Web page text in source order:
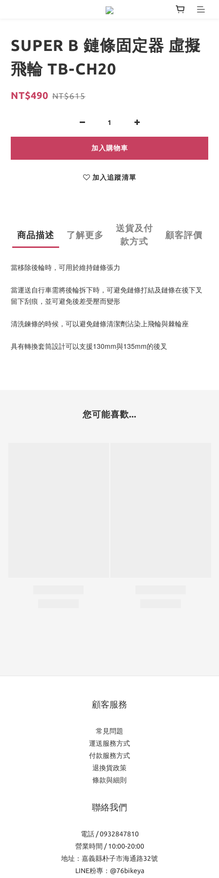
SUPER B 鏈條固定器 虛擬
飛輪 TB-CH20
NT$490 NT$615
加入購物車
加入追蹤清單
商品描述 了解更多
送貨及付
款方式
顧客評價
當移除後輪時，可用於維持鏈條張力
當運送自行車需將後輪拆下時，可避免鏈條打結及鏈條在後下叉
留下刮痕，並可避免後差受壓而變形
清洗鍊條的時候，可以避免鏈條清潔劑沾染上飛輪與棘輪座
具有轉換套筒設計可以支援130mm與135mm的後叉
您可能喜歡...
顧客服務
常見問題
運送服務方式
付款服務方式
退換貨政策
條款與細則
聯絡我們
電話 / 0932847810
營業時間 / 10:00-20:00
地址：嘉義縣朴子市海通路32號
LINE粉專：@76bikeya